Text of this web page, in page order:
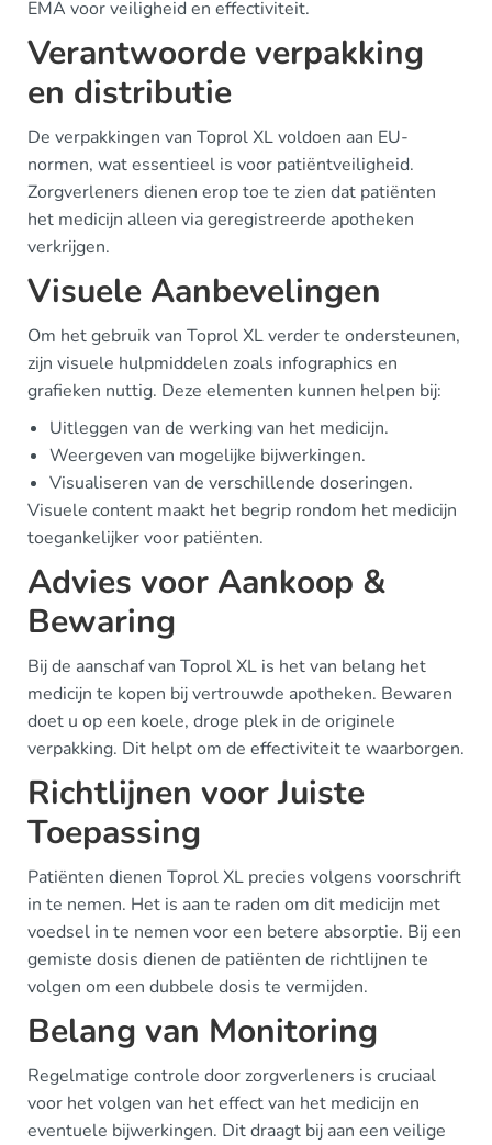
EMA voor veiligheid en effectiviteit.
Verantwoorde verpakking
en distributie
De verpakkingen van Toprol XL voldoen aan EU-
normen, wat essentieel is voor patiëntveiligheid.
Zorgverleners dienen erop toe te zien dat patiënten
het medicijn alleen via geregistreerde apotheken
verkrijgen.
Visuele Aanbevelingen
Om het gebruik van Toprol XL verder te ondersteunen,
zijn visuele hulpmiddelen zoals infographics en
grafieken nuttig. Deze elementen kunnen helpen bij:
Uitleggen van de werking van het medicijn.
Weergeven van mogelijke bijwerkingen.
Visualiseren van de verschillende doseringen.
Visuele content maakt het begrip rondom het medicijn
toegankelijker voor patiënten.
Advies voor Aankoop &
Bewaring
Bij de aanschaf van Toprol XL is het van belang het
medicijn te kopen bij vertrouwde apotheken. Bewaren
doet u op een koele, droge plek in de originele
verpakking. Dit helpt om de effectiviteit te waarborgen.
Richtlijnen voor Juiste
Toepassing
Patiënten dienen Toprol XL precies volgens voorschrift
in te nemen. Het is aan te raden om dit medicijn met
voedsel in te nemen voor een betere absorptie. Bij een
gemiste dosis dienen de patiënten de richtlijnen te
volgen om een dubbele dosis te vermijden.
Belang van Monitoring
Regelmatige controle door zorgverleners is cruciaal
voor het volgen van het effect van het medicijn en
eventuele bijwerkingen. Dit draagt bij aan een veilige